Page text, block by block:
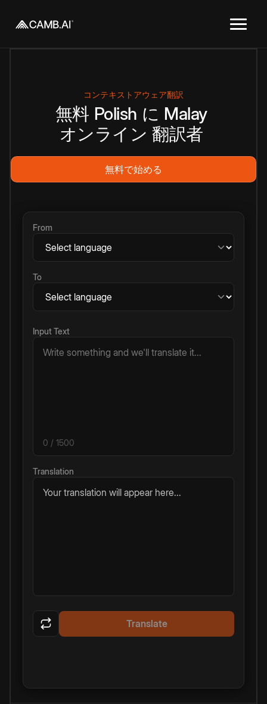
コンテキストアウェア翻訳
無料 Polish に Malay
オンライン 翻訳者
無料で始める
From
To
Input Text
0 / 1500
Translation
Your translation will appear here...
Translate